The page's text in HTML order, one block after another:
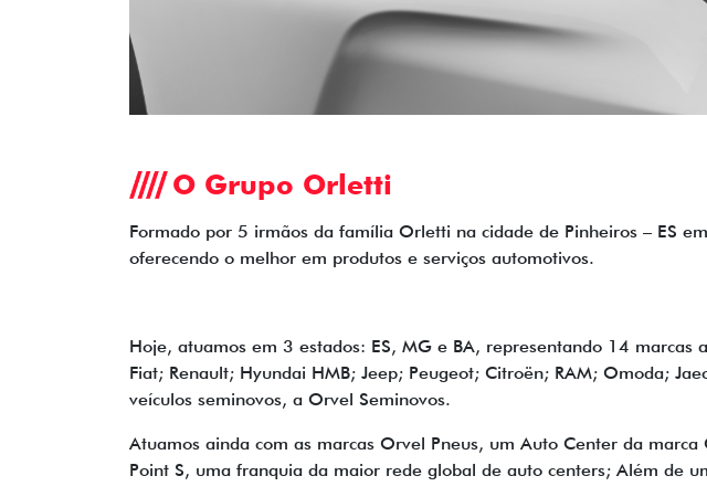
O Grupo Orletti
Formado por 5 irmãos da família Orletti na cidade de Pinheiros – ES
oferecendo o melhor em produtos e serviços automotivos.
Hoje, atuamos em 3 estados: ES, MG e BA, representando 14
Fiat; Renault; Hyundai HMB; Jeep; Peugeot; Citroën; RAM; Omoda;
veículos seminovos, a Orvel Seminovos.
Atuamos ainda com as marcas Orvel Pneus, um Auto Center da
Point S, uma franquia da maior rede global de auto centers; Além de